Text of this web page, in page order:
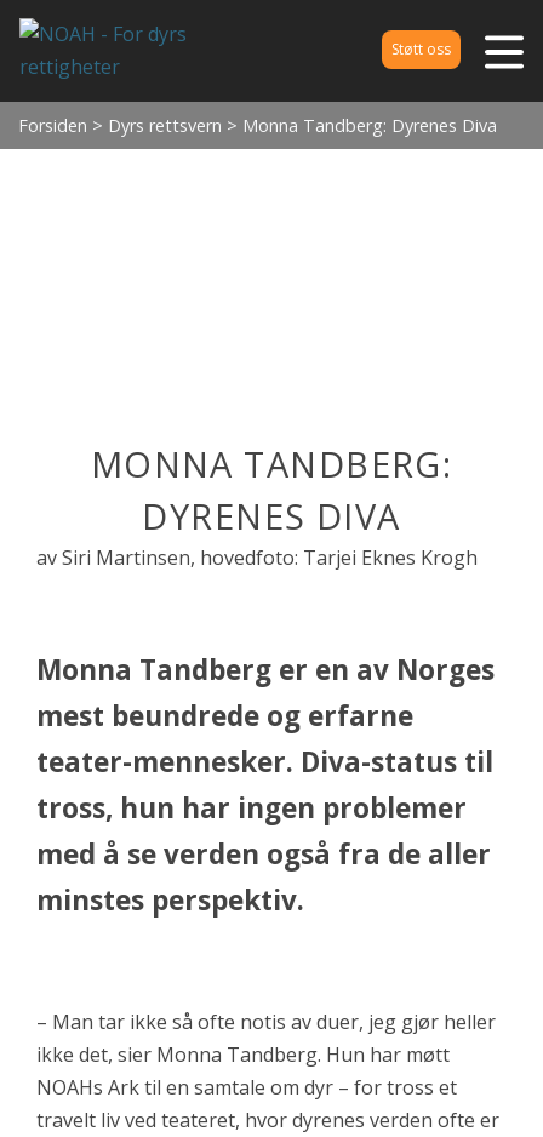
Støtt oss
Forsiden > Dyrs rettsvern > Monna Tandberg: Dyrenes Diva
MONNA TANDBERG:
DYRENES DIVA
av Siri Martinsen, hovedfoto: Tarjei Eknes Krogh
Monna Tandberg er en av Norges
mest beundrede og erfarne
teater-mennesker. Diva-status til
tross, hun har ingen problemer
med å se verden også fra de aller
minstes perspektiv.
– Man tar ikke så ofte notis av duer, jeg gjør heller
ikke det, sier Monna Tandberg. Hun har møtt
NOAHs Ark til en samtale om dyr – for tross et
travelt liv ved teateret, hvor dyrenes verden ofte er